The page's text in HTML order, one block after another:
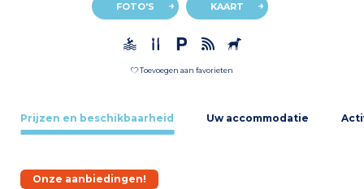
FOTO'S KAART
Toevoegen aan favorieten
Prijzen en beschikbaarheid Uw accommodatie
Onze aanbiedingen!